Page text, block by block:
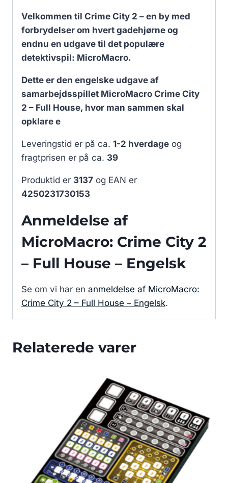
Velkommen til Crime City 2 – en by med
forbrydelser om hvert gadehjørne og
endnu en udgave til det populære
detektivspil: MicroMacro.
Dette er den engelske udgave af
samarbejdsspillet MicroMacro Crime City
2 – Full House, hvor man sammen skal
opklare e
Leveringstid er på ca. 1-2 hverdage og
fragtprisen er på ca. 39
Produktid er 3137 og EAN er
4250231730153
Anmeldelse af
MicroMacro: Crime City 2
– Full House – Engelsk
Se om vi har en anmeldelse af MicroMacro:
Crime City 2 – Full House – Engelsk.
Relaterede varer